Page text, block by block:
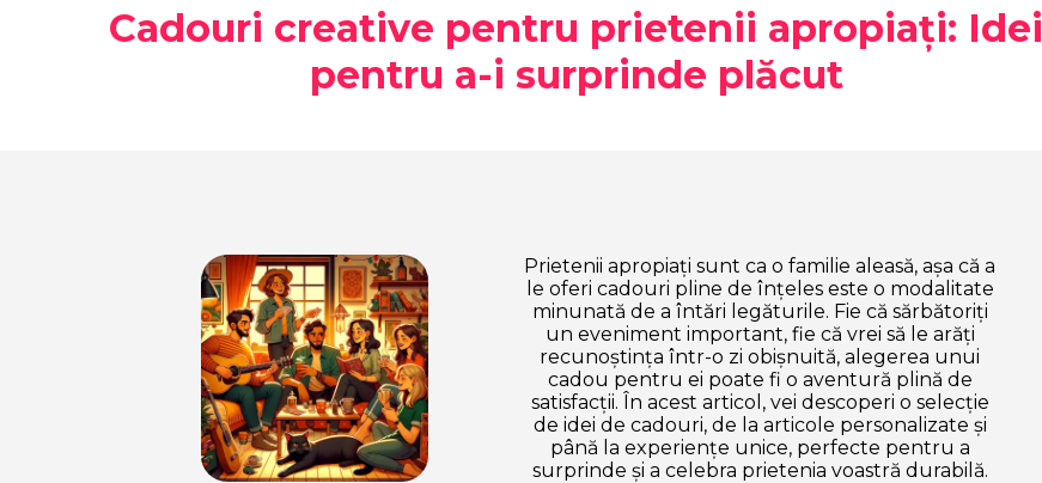
Cadouri creative pentru prietenii apropiați: Idei
pentru a-i surprinde plăcut
Prietenii apropiați sunt ca o familie aleasă, așa că a
le oferi cadouri pline de înțeles este o modalitate
minunată de a întări legăturile. Fie că sărbătoriți
un eveniment important, fie că vrei să le arăți
recunoștința într-o zi obișnuită, alegerea unui
cadou pentru ei poate fi o aventură plină de
satisfacții. În acest articol, vei descoperi o selecție
de idei de cadouri, de la articole personalizate și
până la experiențe unice, perfecte pentru a
surprinde și a celebra prietenia voastră durabilă.